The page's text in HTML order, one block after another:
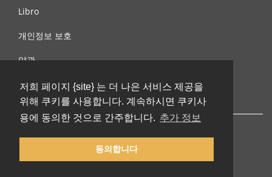
저희 페이지 {site} 는 더 나은 서비스 제공을
위해 쿠키를 사용합니다. 계속하시면 쿠키사
용에 동의한 것으로 간주합니다. 추가 정보
동의합니다
Libro
개인정보 보호
약관
제안, 문의
© 2002-2026 lernu.net |Impressum